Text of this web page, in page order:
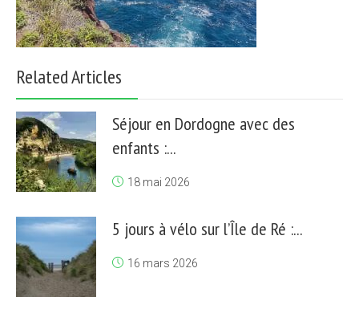
Related Articles
Séjour en Dordogne avec des
enfants :...
18 mai 2026
5 jours à vélo sur l’Île de Ré :...
16 mars 2026